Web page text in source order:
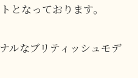
となっております。
ルなブリティッシュモデ